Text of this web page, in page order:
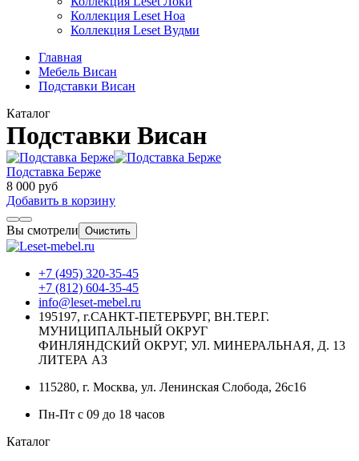
Коллекция Leset Ноа
Коллекция Leset Вудми
Главная
Мебель Висан
Подставки Висан
Каталог
Подставки Висан
Подставка Берже
8 000 руб
Добавить в корзину
Вы смотрели Очистить
+7 (495) 320-35-45
+7 (812) 604-35-45
info@leset-mebel.ru
195197, г.САНКТ-ПЕТЕРБУРГ, ВН.ТЕР.Г.
МУНИЦИПАЛЬНЫЙ ОКРУГ
ФИНЛЯНДСКИЙ ОКРУГ, УЛ. МИНЕРАЛЬНАЯ, Д. 13
ЛИТЕРА АЗ
115280, г. Москва, ул. Ленинская Слобода, 26с16
Пн-Пт с 09 до 18 часов
Каталог